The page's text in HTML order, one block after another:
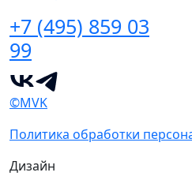
+7 (495) 859 03
99
©MVK
Политика обработки
Дизайн